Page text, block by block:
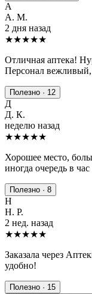
А
А. М.
2 дня назад
★★★★★
Отличная аптека!
Персонал
Полезно · 12
Д
Д. К.
неделю назад
★★★★★
Хорошее место,
иногда очередь в
Полезно · 8
Н
Н. Р.
2 нед. назад
★★★★★
Заказала через
удобно!
Полезно · 15